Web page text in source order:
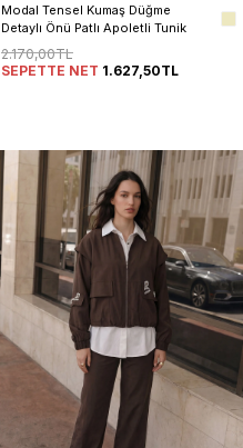
Modal Tensel Kumaş Düğme
Detaylı Önü Patlı Apoletli Tunik
2.170,00TL
SEPETTE NET 1.627,50TL